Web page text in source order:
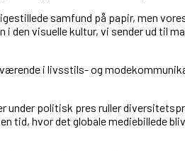
samfund på papir, men
den visuelle kultur, vi sender ud til
i livsstils- og
politisk pres ruller
hvor det globale mediebillede